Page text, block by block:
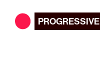
PROGRESSIVE